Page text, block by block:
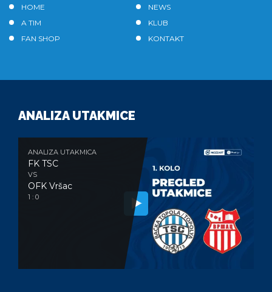
HOME
NEWS
A TIM
KLUB
FAN SHOP
KONTAKT
ANALIZA UTAKMICE
ANALIZA UTAKMICA
FK TSC
VS
OFK Vršac
1 : 0